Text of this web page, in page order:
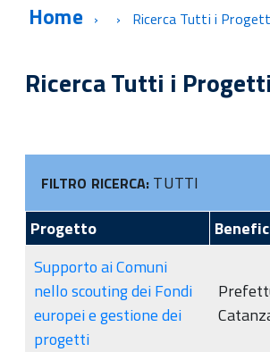
Home Ricerca Tutti i
Ricerca Tutti i Progetti
FILTRO RICERCA: TUTTI
Progetto
Supporto ai Comuni
nello scouting dei Fondi
europei e gestione dei
progetti